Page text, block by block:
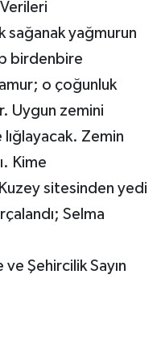
sağanak yağmurun
birdenbire
o çoğunluk
Uygun zemini
Zemin
Kime
Kuzey sitesinden yedi
Selma
Şehircilik Sayın